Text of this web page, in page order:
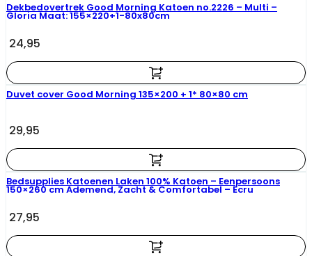
Dekbedovertrek Good Morning Katoen no.2226 – Multi –
Gloria Maat: 155×220+1-80x80cm
24,95
Duvet cover Good Morning 135×200 + 1* 80×80 cm
29,95
Bedsupplies Katoenen Laken 100% Katoen – Eenpersoons
150×260 cm Ademend, Zacht & Comfortabel – Ecru
27,95